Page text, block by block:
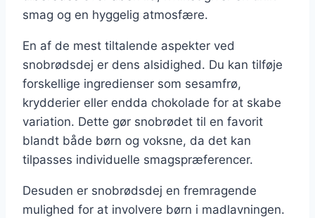
smag og en hyggelig atmosfære.
En af de mest tiltalende aspekter ved
snobrødsdej er dens alsidighed. Du kan tilføje
forskellige ingredienser som sesamfrø,
krydderier eller endda chokolade for at skabe
variation. Dette gør snobrødet til en favorit
blandt både børn og voksne, da det kan
tilpasses individuelle smagspræferencer.
Desuden er snobrødsdej en fremragende
mulighed for at involvere børn i madlavningen.